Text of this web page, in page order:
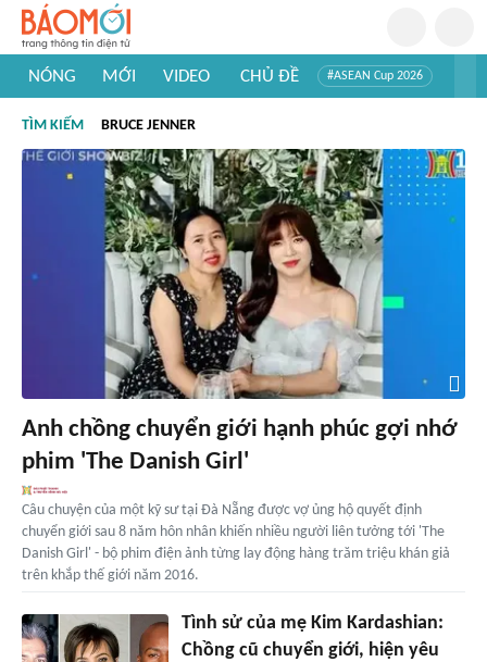
NÓNG MỚI VIDEO CHỦ ĐỀ #ASEAN Cup 2026
#Khám phá thế giới
TÌM KIẾM BRUCE JENNER
Anh chồng chuyển giới hạnh phúc gợi nhớ
phim 'The Danish Girl'
Câu chuyện của một kỹ sư tại Đà Nẵng được vợ ủng hộ quyết định
chuyển giới sau 8 năm hôn nhân khiến nhiều người liên tưởng tới 'The
Danish Girl' - bộ phim điện ảnh từng lay động hàng trăm triệu khán giả
trên khắp thế giới năm 2016.
Tình sử của mẹ Kim Kardashian:
Chồng cũ chuyển giới, hiện yêu